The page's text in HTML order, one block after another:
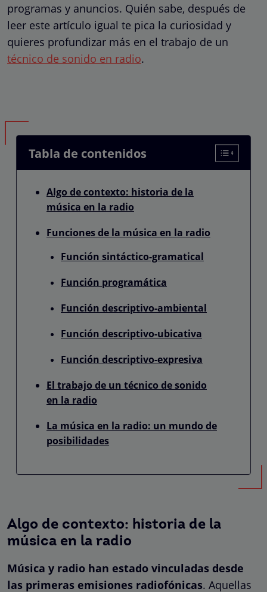
programas y anuncios. Quién sabe, después de
leer este artículo igual te pica la curiosidad y
quieres profundizar más en el trabajo de un
técnico de sonido en radio.
Tabla de contenidos
Algo de contexto: historia de la
música en la radio
Funciones de la música en la radio
Función sintáctico-gramatical
Función programática
Función descriptivo-ambiental
Función descriptivo-ubicativa
Función descriptivo-expresiva
El trabajo de un técnico de sonido
en la radio
La música en la radio: un mundo de
posibilidades
Algo de contexto: historia de la
música en la radio
Música y radio han estado vinculadas desde
las primeras emisiones radiofónicas. Aquellas